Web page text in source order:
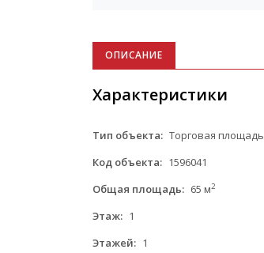
ОПИСАНИЕ
Характеристики
Тип объекта: Торговая площадь
Код объекта: 1596041
Общая площадь: 65 м2
Этаж: 1
Этажей: 1